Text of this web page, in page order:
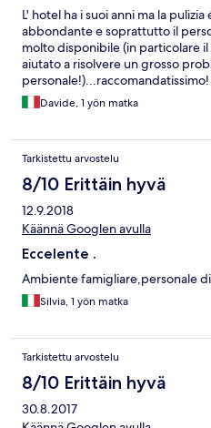
L' hotel ha i suoi anni ma la
abbondante e soprattutto il
molto disponibile (in particolare
aiutato a risolvere un grosso
cleaning service is really perfect
enjoy a rich and tasty breakfast,
Davide, 1 yön matka
Tarkistettu arvostelu
8/10 Erittäin hyvä
12.9.2018
Käännä Googlen avulla
Eccelente .
Ambiente famigliare,personale
Silvia, 1 yön matka
Tarkistettu arvostelu
8/10 Erittäin hyvä
30.8.2017